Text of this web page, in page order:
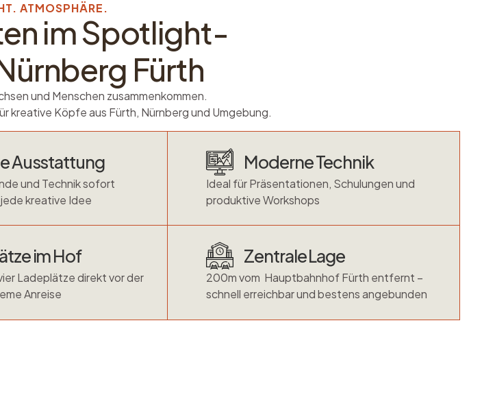
ATMOSPHÄRE.
im Spotlight-
Fürth
und Menschen zusammenkommen.
kreative Köpfe aus Fürth, Nürnberg und Umgebung.
Ausstattung
und Technik sofort
kreative Idee
im Hof
Ladeplätze direkt vor der
Anreise
Moderne Technik
Ideal für Präsentationen, Schulungen und
produktive Workshops
Zentrale Lage
200m vom Hauptbahnhof Fürth entfernt –
schnell erreichbar und bestens angebunden